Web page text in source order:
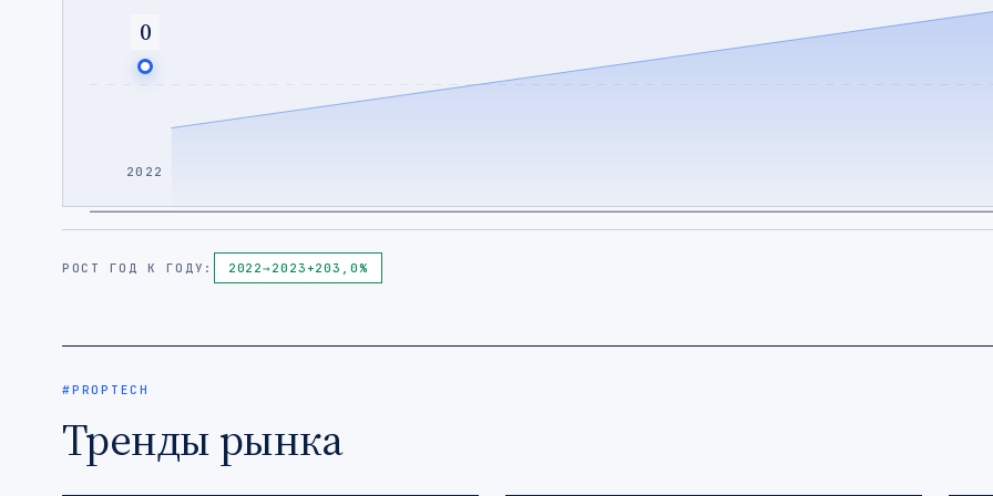
0
2022
РОСТ ГОД К ГОДУ: 2022→ 2023 +203,0%
#PROPTECH
Тренды рынка